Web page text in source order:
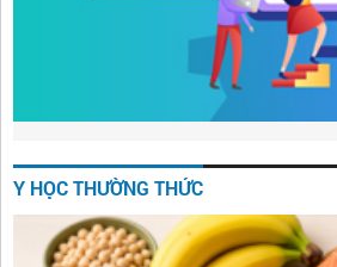
Y HỌC THƯỜNG THỨC